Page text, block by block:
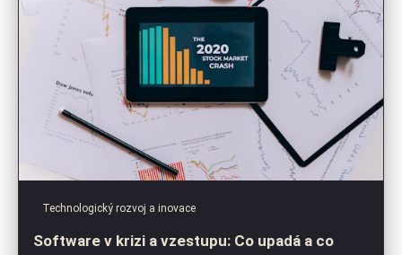
Technologický rozvoj a inovace
Software v krizi a vzestupu: Co upadá a co